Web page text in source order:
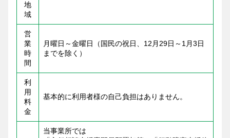
地
域
営
業
時
間
月曜日～金曜日（国民の祝日、12月29日～1月3日
までを除く）
利
用
料
金
基本的に利用者様の自己負担はありません。
当事業所では